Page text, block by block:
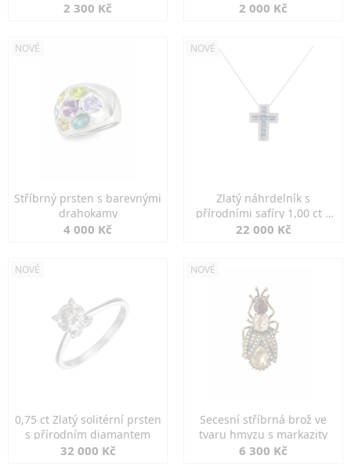
2 300 Kč 2 000 Kč
NOVÉ
Stříbrný prsten s barevnými
drahokamy
4 000 Kč
NOVÉ
Zlatý náhrdelník s
přírodními safíry 1,00 ct a
diamanty
22 000 Kč
NOVÉ
0,75 ct Zlatý solitérní prsten
s přírodním diamantem
32 000 Kč
NOVÉ
Secesní stříbrná brož ve
tvaru hmyzu s markazity
6 300 Kč